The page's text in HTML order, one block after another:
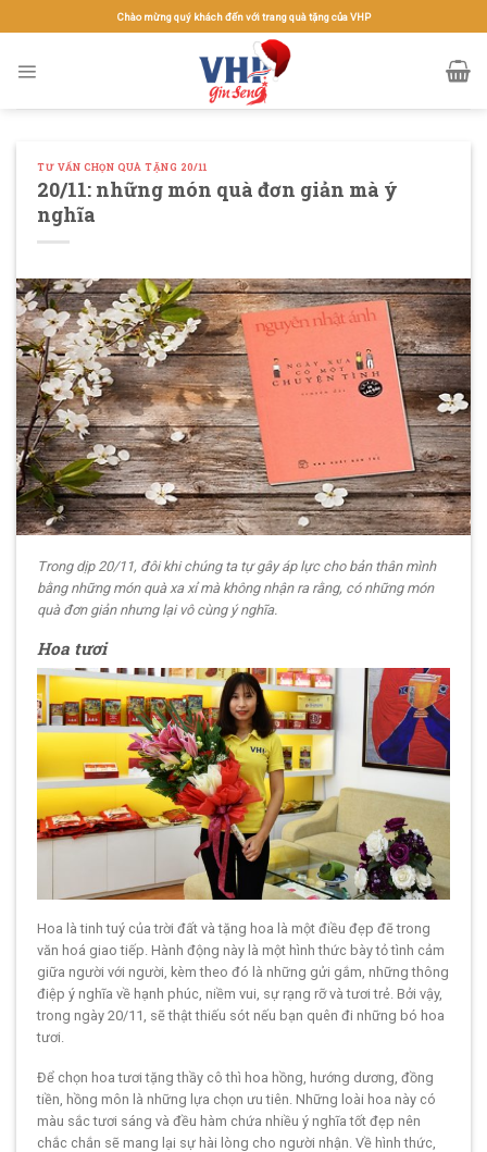
to
Chào mừng quý khách đến với trang quà tặng của VHP
TƯ VẤN CHỌN QUÀ TẶNG 20/11
20/11: những món quà đơn giản mà ý
nghĩa
Trong dịp 20/11, đôi khi chúng ta tự gây áp lực cho bản thân mình
bằng những món quà xa xỉ mà không nhận ra rằng, có những món
quà đơn giản nhưng lại vô cùng ý nghĩa.
Hoa tươi
Hoa là tinh tuý của trời đất và tặng hoa là một điều đẹp đẽ trong
văn hoá giao tiếp. Hành động này là một hình thức bày tỏ tình cảm
giữa người với người, kèm theo đó là những gửi gắm, những thông
điệp ý nghĩa về hạnh phúc, niềm vui, sự rạng rỡ và tươi trẻ. Bởi vậy,
trong ngày 20/11, sẽ thật thiếu sót nếu bạn quên đi những bó hoa
tươi.
Để chọn hoa tươi tặng thầy cô thì hoa hồng, hướng dương, đồng
tiền, hồng môn là những lựa chọn ưu tiên. Những loài hoa này có
màu sắc tươi sáng và đều hàm chứa nhiều ý nghĩa tốt đẹp nên
chắc chắn sẽ mang lại sự hài lòng cho người nhận. Về hình thức,